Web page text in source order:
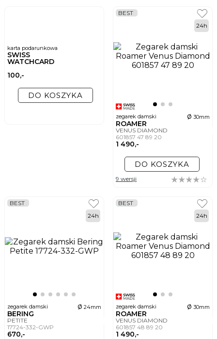
karta podarunkowa
SWISS
WATCHCARD
100,-
DO KOSZYKA
zegarek damski ø 30mm
ROAMER
VENUS DIAMOND
601857 47 89 20
1 490,-
BEST
24h
DO KOSZYKA
9 wersji
zegarek damski ø 24mm
BERING
PETITE
17724-332-GWP
670,-
BEST
24h
zegarek damski ø 30mm
ROAMER
VENUS DIAMOND
601857 48 89 20
1 490,-
BEST
24h